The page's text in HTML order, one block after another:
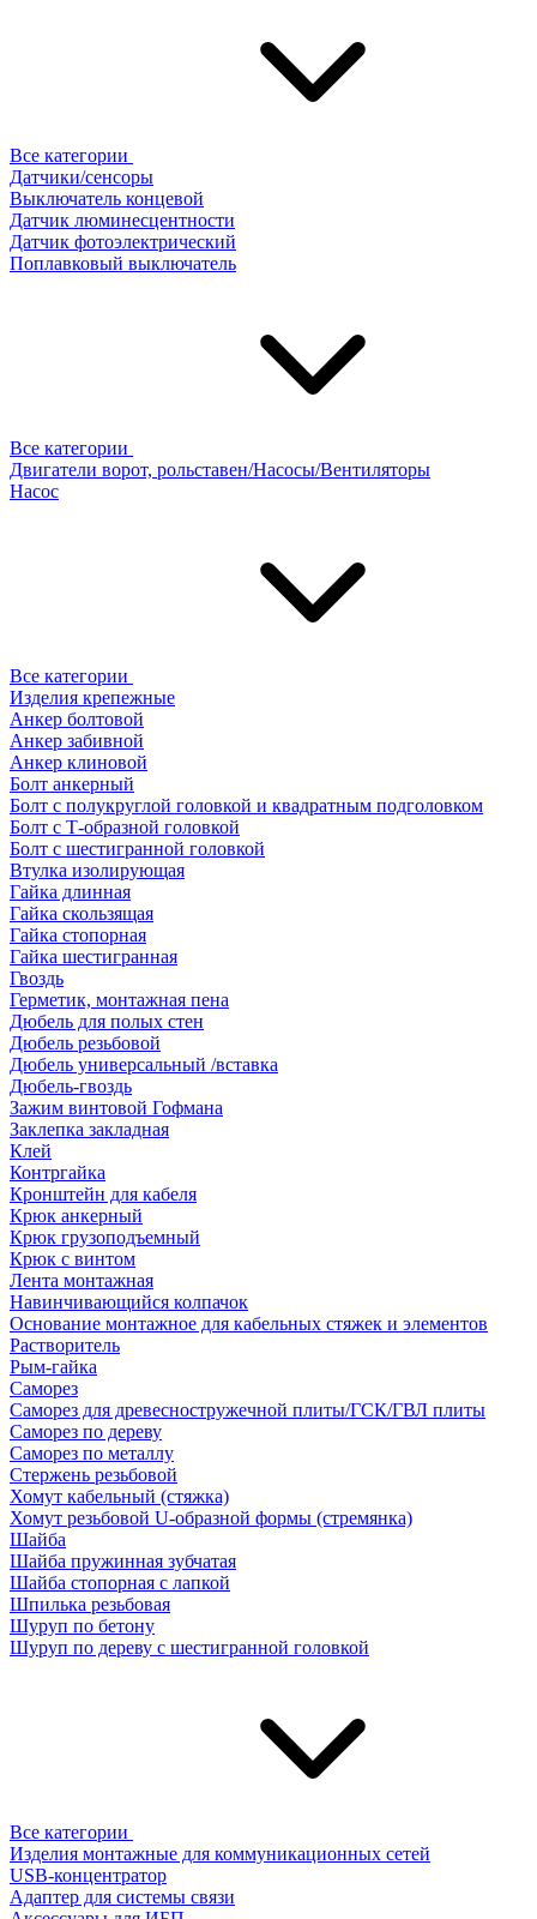
Все категории
Датчики/сенсоры
Выключатель концевой
Датчик люминесцентности
Датчик фотоэлектрический
Поплавковый выключатель
Все категории
Двигатели ворот, рольставен/Насосы/Вентиляторы
Насос
Все категории
Изделия крепежные
Анкер болтовой
Анкер забивной
Анкер клиновой
Болт анкерный
Болт с полукруглой головкой и квадратным подголовком
Болт с Т-образной головкой
Болт с шестигранной головкой
Втулка изолирующая
Гайка длинная
Гайка скользящая
Гайка стопорная
Гайка шестигранная
Гвоздь
Герметик, монтажная пена
Дюбель для полых стен
Дюбель резьбовой
Дюбель универсальный /вставка
Дюбель-гвоздь
Зажим винтовой Гофмана
Заклепка закладная
Клей
Контргайка
Кронштейн для кабеля
Крюк анкерный
Крюк грузоподъемный
Крюк с винтом
Лента монтажная
Навинчивающийся колпачок
Основание монтажное для кабельных стяжек и элементов
Растворитель
Рым-гайка
Саморез
Саморез для древесностружечной плиты/ГСК/ГВЛ плиты
Саморез по дереву
Саморез по металлу
Стержень резьбовой
Хомут кабельный (стяжка)
Хомут резьбовой U-образной формы (стремянка)
Шайба
Шайба пружинная зубчатая
Шайба стопорная с лапкой
Шпилька резьбовая
Шуруп по бетону
Шуруп по дереву с шестигранной головкой
Все категории
Изделия монтажные для коммуникационных сетей
USB-концентратор
Адаптер для системы связи